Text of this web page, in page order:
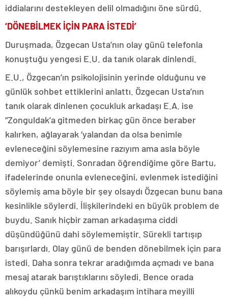
iddialarını destekleyen delil olmadığını öne sürdü.
‘DÖNEBİLMEK İÇİN PARA İSTEDİ’
Duruşmada, Özgecan Usta’nın olay günü telefonla
konuştuğu yengesi E.U. da tanık olarak dinlendi.
E.U., Özgecan’ın psikolojisinin yerinde olduğunu ve
günlük sohbet ettiklerini anlattı. Özgecan Usta’nın
tanık olarak dinlenen çocukluk arkadaşı E.A. ise
“Zonguldak’a gitmeden birkaç gün önce beraber
kalırken, ağlayarak ‘yalandan da olsa benimle
evleneceğini söylemesine razıyım ama asla böyle
demiyor’ demişti. Sonradan öğrendiğime göre Bartu,
ifadelerinde onunla evleneceğini, evlenmek istediğini
söylemiş ama böyle bir şey olsaydı Özgecan bunu bana
kesinlikle söylerdi. İlişkilerindeki en büyük problem de
buydu. Sanık hiçbir zaman arkadaşıma ciddi
düşündüğünü dahi söylememiştir. Sürekli tartışıp
barışırlardı. Olay günü de benden dönebilmek için para
istedi. Daha sonra tekrar aradığımda açmadı ve bana
mesaj atarak barıştıklarını söyledi. Bence orada
alıkoydu çünkü benim arkadaşım intihara meyilli